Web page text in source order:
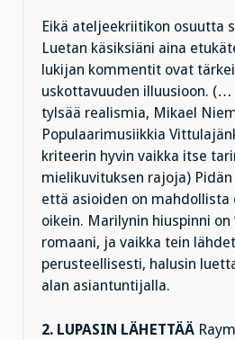
Eikä ateljeekriitikon osuutta
Luetan käsiksiäni aina
lukijan kommentit ovat
uskottavuuden illuusioon.
tylsää realismia, Mikael
Populaarimusiikkia
kriteerin hyvin vaikka itse
mielikuvituksen rajoja)
että asioiden on mahdollista
oikein. Marilynin hiuspinni on
romaani, ja vaikka tein
perusteellisesti, halusin
alan asiantuntijalla.
2. LUPASIN LÄHETTÄÄ